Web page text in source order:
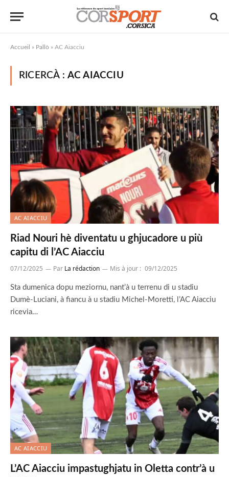
Accueil » Pallò » AC Aiacciu
RICERCÀ : AC AIACCIU
AC AIACCIU
Riad Nouri hè diventatu u ghjucadore u più
capitu di l’AC Aiacciu
07/12/2025 Par La rédaction Mis à jour : 09/12/2025
Sta dumenica dopu meziornu, nant’à u terrenu di u stadiu
Dumè-Luciani, à fiancu à u stadiu Michel-Moretti, l’AC Aiacciu
ricevia…
AC AIACCIU
L’AC Aiacciu impastughjatu in Oletta contr’à u